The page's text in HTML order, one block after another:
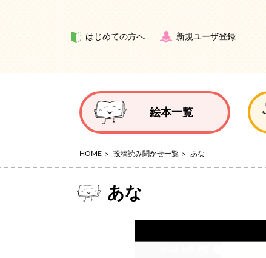
はじめての方へ 新規ユーザ登録
絵本一覧
HOME 投稿読み聞かせ一覧 あな
あな